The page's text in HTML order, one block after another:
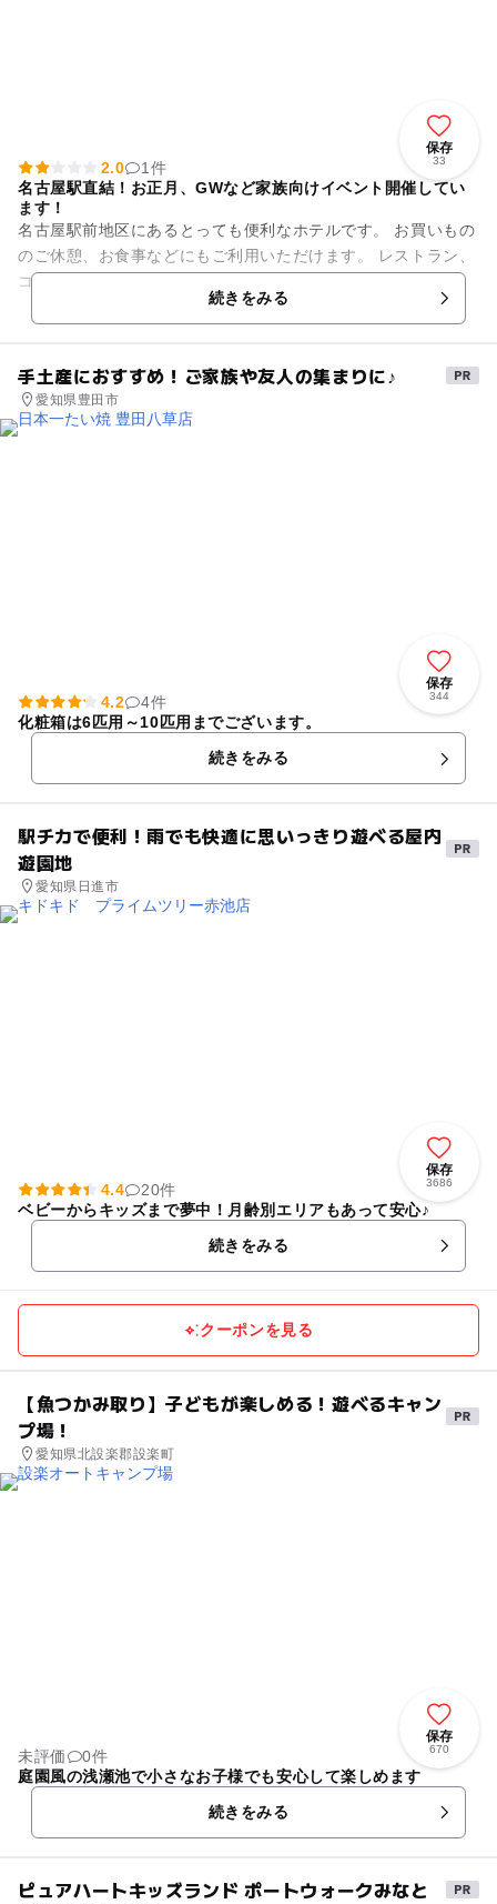
保存
33
2.0
1件
名古屋駅直結！お正月、GWなど家族向けイベント開催してい
ます！
名古屋駅前地区にあるとっても便利なホテルです。 お買いもの
のご休憩、お食事などにもご利用いただけます。 レストラン、
コーヒーラウンジもお気軽にご利用ください。
続きをみる
手土産におすすめ！ご家族や友人の集まりに♪
愛知県豊田市
保存
344
4.2
4件
化粧箱は6匹用～10匹用までございます。
続きをみる
駅チカで便利！雨でも快適に思いっきり遊べる屋内
遊園地
愛知県日進市
保存
3686
4.4
20件
ベビーからキッズまで夢中！月齢別エリアもあって安心♪
続きをみる
クーポンを見る
【魚つかみ取り】子どもが楽しめる！遊べるキャン
プ場！
愛知県北設楽郡設楽町
保存
670
未評価
0件
庭園風の浅瀬池で小さなお子様でも安心して楽しめます
続きをみる
ピュアハートキッズランド ポートウォークみなと